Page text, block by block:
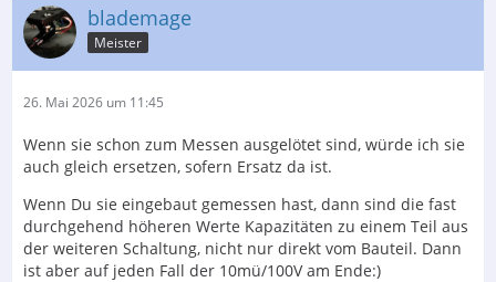
blademage
Meister
26. Mai 2026 um 11:45
Wenn sie schon zum Messen ausgelötet sind, würde ich sie
auch gleich ersetzen, sofern Ersatz da ist.
Wenn Du sie eingebaut gemessen hast, dann sind die fast
durchgehend höheren Werte Kapazitäten zu einem Teil aus
der weiteren Schaltung, nicht nur direkt vom Bauteil. Dann
ist aber auf jeden Fall der 10mü/100V am Ende:)